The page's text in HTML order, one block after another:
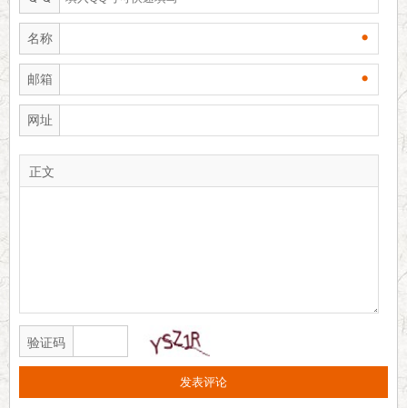
名称 •
邮箱 •
网址
正文
验证码